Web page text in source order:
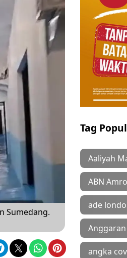
Sumedang.
Tag
Aaliyah
ABN
ade
angka